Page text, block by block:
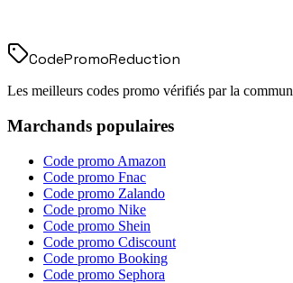
CodePromoReduction
Les meilleurs codes promo vérifiés par la
Marchands populaires
Code promo Amazon
Code promo Fnac
Code promo Zalando
Code promo Nike
Code promo Shein
Code promo Cdiscount
Code promo Booking
Code promo Sephora